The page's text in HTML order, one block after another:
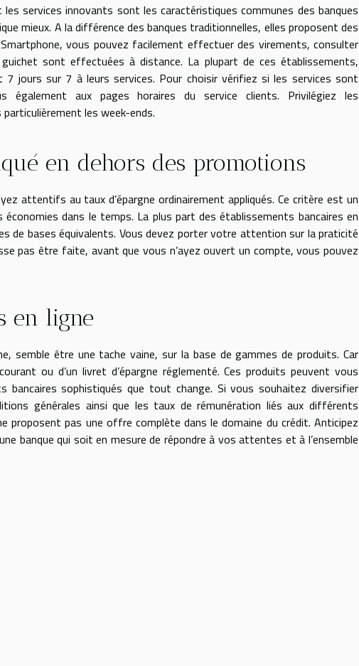
services innovants sont les caractéristiques communes des banques
mieux. A la différence des banques traditionnelles, elles proposent des
vous pouvez facilement effectuer des virements, consulter
sont effectuées à distance. La plupart de ces établissements,
jours sur 7 à leurs services. Pour choisir vérifiez si les services sont
également aux pages horaires du service clients. Privilégiez les
les week-ends.
en dehors des promotions
attentifs au taux d’épargne ordinairement appliqués. Ce critère est un
dans le temps. La plus part des établissements bancaires en
de bases équivalents. Vous devez porter votre attention sur la praticité
pas être faite, avant que vous n’ayez ouvert un compte, vous pouvez
en ligne
semble être une tache vaine, sur la base de gammes de produits. Car
ou d’un livret d’épargne réglementé. Ces produits peuvent vous
bancaires sophistiqués que tout change. Si vous souhaitez diversifier
générales ainsi que les taux de rémunération liés aux différents
proposent pas une offre complète dans le domaine du crédit. Anticipez
banque qui soit en mesure de répondre à vos attentes et à l’ensemble